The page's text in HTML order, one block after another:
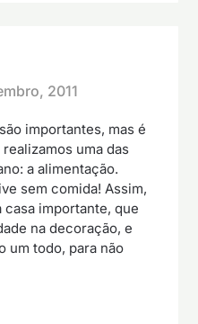
2011
importantes, mas é
uma das
a alimentação.
sem comida! Assim,
casa importante, que
na decoração, e
um todo, para não